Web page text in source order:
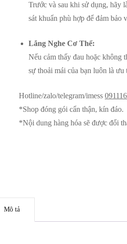
Trước và sau khi sử dụng, hãy
sát khuẩn phù hợp để đảm bảo
Lắng Nghe Cơ Thể:
Nếu cảm thấy đau hoặc không
sự thoải mái của bạn luôn là ưu
Hotline/zalo/telegram/imess
*Shop đóng gói cẩn thận, kín đáo.
*Nội dung hàng hóa sẽ được đổi
Mô tả